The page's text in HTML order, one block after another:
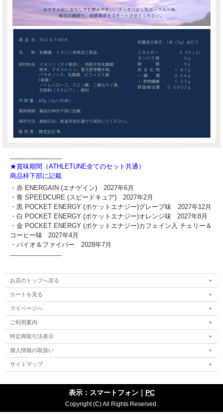
--------------------------
★賞味期間（ATHLETUNE全てのセット共通）
商品枠下部に記載
・赤 ENERGAIN (エナゲイン) 2027年6月
・青 SPEEDCURE (スピードキュア) 2027年2月
・黒 POCKET ENERGY (ポケットエナジー)グレープ味 2027年12月
・白 POCKET ENERGY (ポケットエナジー)オレンジ味 2027年8月
・金 POCKET ENERGY (ポケットエナジー)カフェイン入 チェリー＆
コーヒー味 2027年4月
・バイオ＆ファイバー 2028年7月
--------------------------
お店のトップへ戻る
カートを見る
マイページへ
ご利用案内
特定商取引法表示
個人情報の取扱い
サイトマップ
表示：スマートフォン｜ PC
Copyright (C) All Rights Reserved.